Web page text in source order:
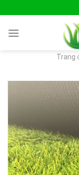
to
content
Trang